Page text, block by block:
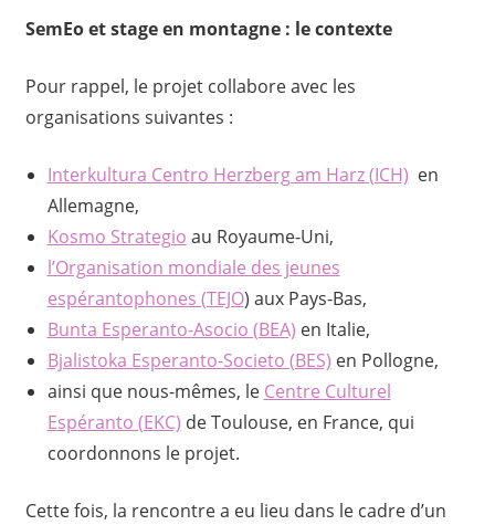
SemEo et stage en montagne : le contexte
Pour rappel, le projet collabore avec les
organisations suivantes :
Interkultura Centro Herzberg am Harz (ICH) en
Allemagne,
Kosmo Strategio au Royaume-Uni,
l’Organisation mondiale des jeunes
espérantophones (TEJO) aux Pays-Bas,
Bunta Esperanto-Asocio (BEA) en Italie,
Bjalistoka Esperanto-Societo (BES) en Pollogne,
ainsi que nous-mêmes, le Centre Culturel
Espéranto (EKC) de Toulouse, en France, qui
coordonnons le projet.
Cette fois, la rencontre a eu lieu dans le cadre d’un